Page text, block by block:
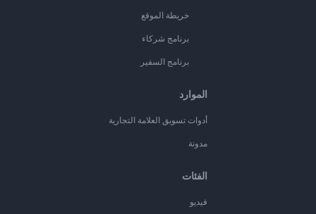
خريطة الموقع
برنامج شركاء
برنامج السفير
الموارد
أدوات تسويق العلامة التجارية
مدونة
الفئات
فيديو